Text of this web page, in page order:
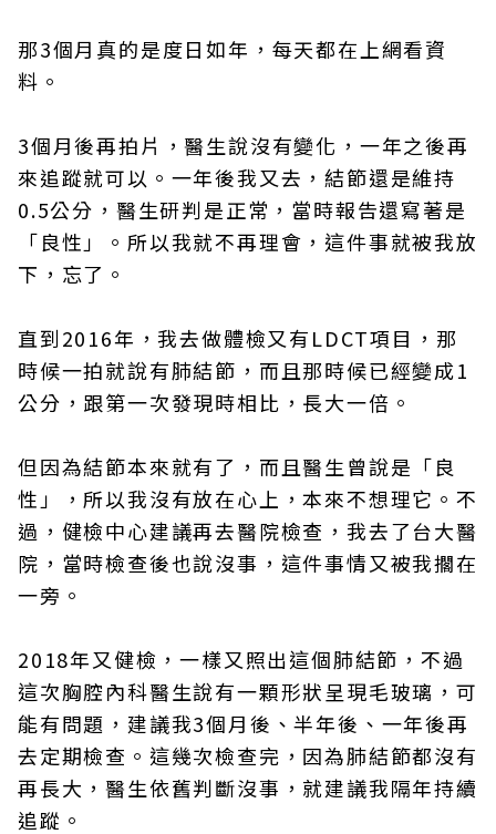
那3個月真的是度日如年，每天都在上網看資
料。
3個月後再拍片，醫生說沒有變化，一年之後再
來追蹤就可以。一年後我又去，結節還是維持
0.5公分，醫生研判是正常，當時報告還寫著是
「良性」。所以我就不再理會，這件事就被我放
下，忘了。
直到2016年，我去做體檢又有LDCT項目，那
時候一拍就說有肺結節，而且那時候已經變成1
公分，跟第一次發現時相比，長大一倍。
但因為結節本來就有了，而且醫生曾說是「良
性」，所以我沒有放在心上，本來不想理它。不
過，健檢中心建議再去醫院檢查，我去了台大醫
院，當時檢查後也說沒事，這件事情又被我擱在
一旁。
2018年又健檢，一樣又照出這個肺結節，不過
這次胸腔內科醫生說有一顆形狀呈現毛玻璃，可
能有問題，建議我3個月後、半年後、一年後再
去定期檢查。這幾次檢查完，因為肺結節都沒有
再長大，醫生依舊判斷沒事，就建議我隔年持續
追蹤。